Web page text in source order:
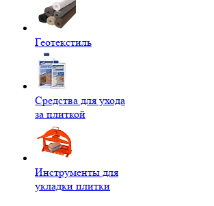
Геотекстиль
Средства для ухода
за плиткой
Инструменты для
укладки плитки